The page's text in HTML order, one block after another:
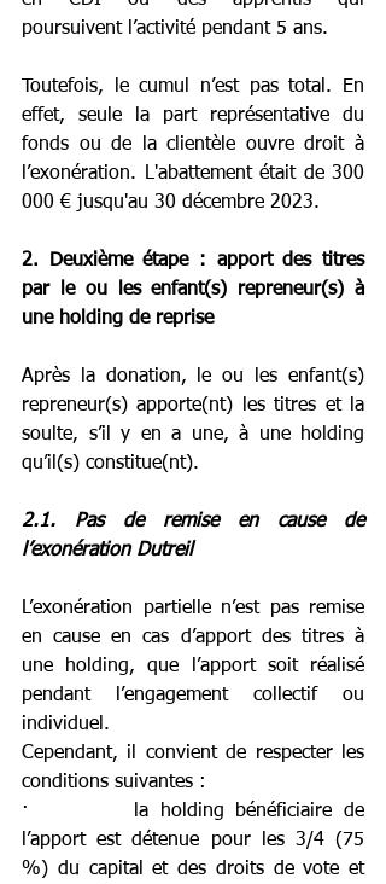
poursuivent l’activité pendant 5 ans.
Toutefois, le cumul n’est pas total. En
effet, seule la part représentative du
fonds ou de la clientèle ouvre droit à
l’exonération. L'abattement était de 300
000 € jusqu'au 30 décembre 2023.
2. Deuxième étape : apport des titres
par le ou les enfant(s) repreneur(s) à
une holding de reprise
Après la donation, le ou les enfant(s)
repreneur(s) apporte(nt) les titres et la
soulte, s’il y en a une, à une holding
qu’il(s) constitue(nt).
2.1. Pas de remise en cause de
l’exonération Dutreil
L’exonération partielle n’est pas remise
en cause en cas d’apport des titres à
une holding, que l’apport soit réalisé
pendant l’engagement collectif ou
individuel.
Cependant, il convient de respecter les
conditions suivantes :
·         la holding bénéficiaire de
l’apport est détenue pour les 3/4 (75
%) du capital et des droits de vote et